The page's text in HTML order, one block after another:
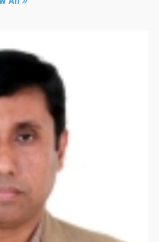
Mahbubur
Department
science
Representative